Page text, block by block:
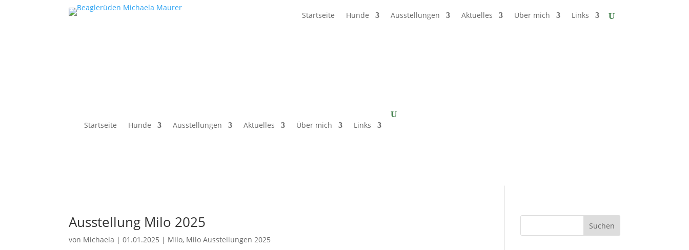
Startseite Hunde Ausstellungen Aktuelles Über mich Links
Startseite Hunde Ausstellungen Aktuelles Über mich Links
Ausstellung Milo 2025
von Michaela |01.01.2025 | Milo, Milo Ausstellungen 2025
Suchen